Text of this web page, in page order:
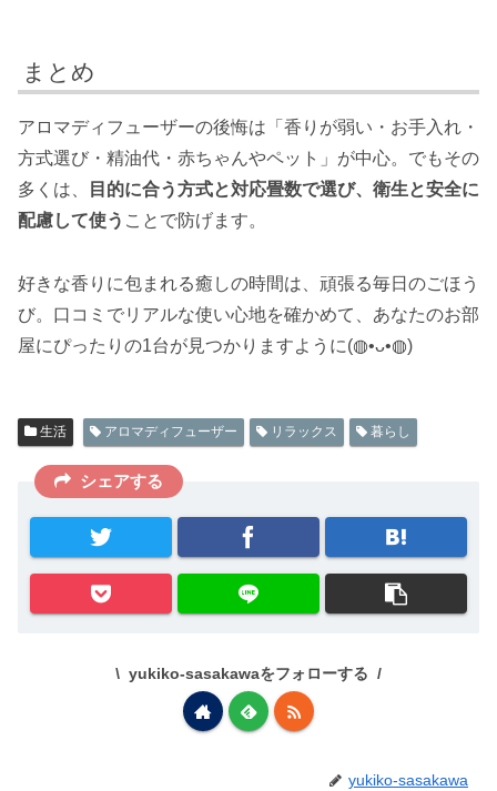
まとめ
アロマディフューザーの後悔は「香りが弱い・お手入れ・
方式選び・精油代・赤ちゃんやペット」が中心。でもその
多くは、
目的に合う方式と対応畳数で選び、衛生と安全に
配慮して使う ことで防げます。
好きな香りに包まれる癒しの時間は、頑張る毎日のごほう
び。口コミでリアルな使い心地を確かめて、あなたのお部
屋にぴったりの1台が見つかりますように(◍•ᴗ•◍)
生活 アロマディフューザー リラックス 暮らし
シェアする
yukiko-sasakawaをフォローする
yukiko-sasakawa